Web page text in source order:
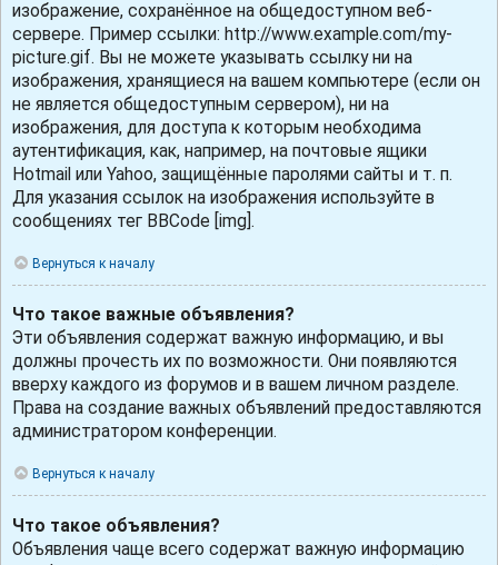
изображение, сохранённое на общедоступном веб-
сервере. Пример ссылки: http://www.example.com/my-
picture.gif. Вы не можете указывать ссылку ни на
изображения, хранящиеся на вашем компьютере (если он
не является общедоступным сервером), ни на
изображения, для доступа к которым необходима
аутентификация, как, например, на почтовые ящики
Hotmail или Yahoo, защищённые паролями сайты и т. п.
Для указания ссылок на изображения используйте в
сообщениях тег BBCode [img].
Вернуться к началу
Что такое важные объявления?
Эти объявления содержат важную информацию, и вы
должны прочесть их по возможности. Они появляются
вверху каждого из форумов и в вашем личном разделе.
Права на создание важных объявлений предоставляются
администратором конференции.
Вернуться к началу
Что такое объявления?
Объявления чаще всего содержат важную информацию